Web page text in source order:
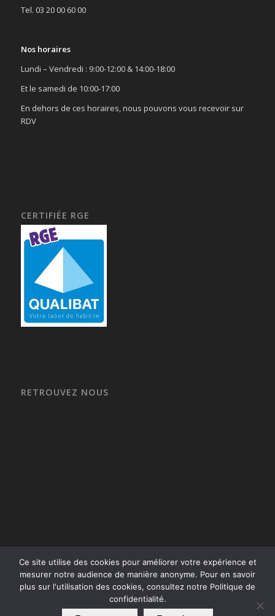
Tel. 03 20 00 60 00
Nos horaires
Lundi – Vendredi : 9:00-12:00 & 14:00-18:00
Et le samedi de 10:00-17:00
En dehors de ces horaires, nous pouvons vous recevoir sur
RDV
CERTIFIÉE RGE
RETROUVEZ NOUS
Ce site utilise des cookies pour améliorer votre expérience et
mesurer notre audience de manière anonyme. Pour en savoir
plus sur l'utilisation des cookies, consultez notre Politique de
confidentialité.